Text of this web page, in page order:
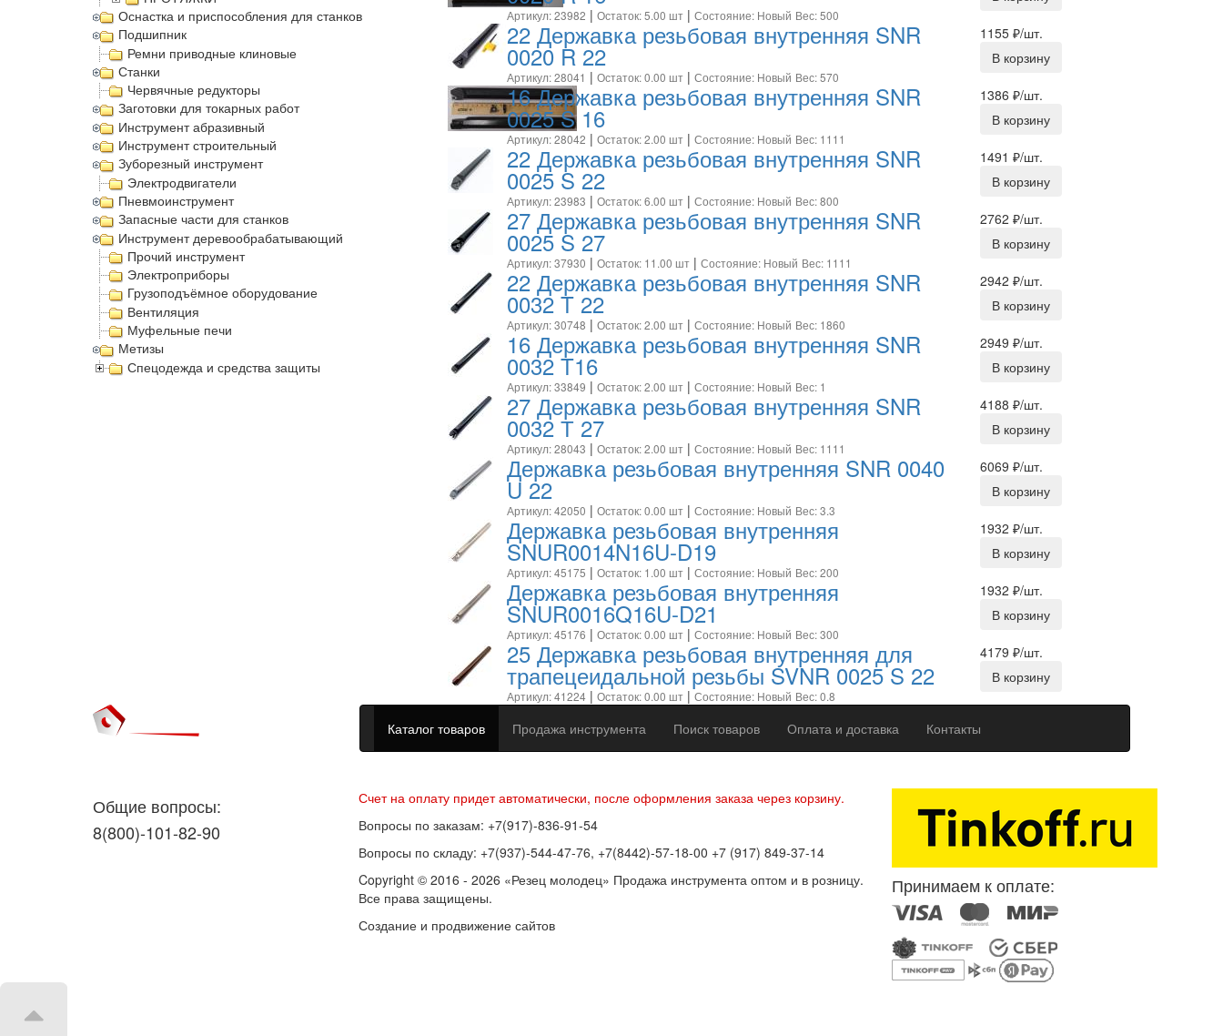
Оснастка и приспособления для станков
Подшипник
Ремни приводные клиновые
Станки
Червячные редукторы
Заготовки для токарных работ
Инструмент абразивный
Инструмент строительный
Зуборезный инструмент
Электродвигатели
Пневмоинструмент
Запасные части для станков
Инструмент деревообрабатывающий
Прочий инструмент
Электроприборы
Грузоподъёмное оборудование
Вентиляция
Муфельные печи
Метизы
Спецодежда и средства защиты
Артикул: 23982 | Остаток: 5.00 шт| Состояние: Новый Вес: 500
22 Державка резьбовая внутренняя SNR
0020 R 22
Артикул: 28041 | Остаток: 0.00 шт| Состояние: Новый Вес: 570
1155₽/шт.
В корзину
16 Державка резьбовая внутренняя SNR
0025 S 16
Артикул: 28042 | Остаток: 2.00 шт| Состояние: Новый Вес: 1111
1386 ₽/шт.
В корзину
22 Державка резьбовая внутренняя SNR
0025 S 22
Артикул: 23983 | Остаток: 6.00 шт| Состояние: Новый Вес: 800
1491 ₽/шт.
В корзину
27 Державка резьбовая внутренняя SNR
0025 S 27
Артикул: 37930 | Остаток: 11.00 шт| Состояние: Новый Вес: 1111
2762 ₽/шт.
В корзину
22 Державка резьбовая внутренняя SNR
0032 T 22
Артикул: 30748 | Остаток: 2.00 шт| Состояние: Новый Вес: 1860
2942 ₽/шт.
В корзину
16 Державка резьбовая внутренняя SNR
0032 T16
Артикул: 33849 | Остаток: 2.00 шт| Состояние: Новый Вес: 1
2949 ₽/шт.
В корзину
27 Державка резьбовая внутренняя SNR
0032 Т 27
Артикул: 28043 | Остаток: 2.00 шт| Состояние: Новый Вес: 1111
4188 ₽/шт.
В корзину
Державка резьбовая внутренняя SNR 0040
U 22
Артикул: 42050 | Остаток: 0.00 шт| Состояние: Новый Вес: 3.3
6069 ₽/шт.
В корзину
Державка резьбовая внутренняя
SNUR0014N16U-D19
Артикул: 45175 | Остаток: 1.00 шт| Состояние: Новый Вес: 200
1932 ₽/шт.
В корзину
Державка резьбовая внутренняя
SNUR0016Q16U-D21
Артикул: 45176 | Остаток: 0.00 шт| Состояние: Новый Вес: 300
1932 ₽/шт.
В корзину
25 Державка резьбовая внутренняя для
трапецеидальной резьбы SVNR 0025 S 22
Артикул: 41224 | Остаток: 0.00 шт|Состояние: Новый Вес: 0.8
4179 ₽/шт.
В корзину
Каталог товаров Продажа инструмента Поиск товаров Оплата и доставка Контакты
Общие вопросы:
8(800)-101-82-90
Счет на оплату придет автоматически, после оформления заказа через корзину.
Вопросы по заказам: +7(917)-836-91-54
Вопросы по складу: +7(937)-544-47-76, +7(8442)-57-18-00 +7 (917) 849-37-14
Copyright © 2016 - 2026 «Резец молодец» Продажа инструмента оптом и в розницу.
Все права защищены.
Создание и продвижение сайтов
Принимаем к оплате: